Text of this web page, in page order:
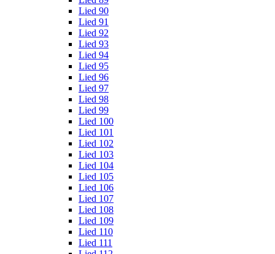
Lied 90
Lied 91
Lied 92
Lied 93
Lied 94
Lied 95
Lied 96
Lied 97
Lied 98
Lied 99
Lied 100
Lied 101
Lied 102
Lied 103
Lied 104
Lied 105
Lied 106
Lied 107
Lied 108
Lied 109
Lied 110
Lied 111